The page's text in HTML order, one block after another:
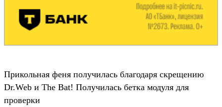
Прикольная феня получилась благодаря скрещению
Dr.Web и The Bat! Получилась бетка модуля для
проверки